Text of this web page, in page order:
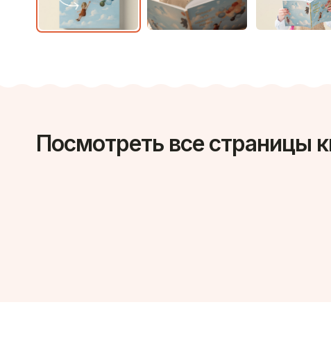
Посмотреть все страницы